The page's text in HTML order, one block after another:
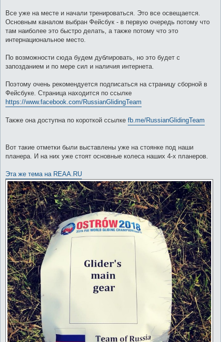
Все уже на месте и начали тренироваться. Это все освещается.
Основным каналом выбран Фейсбук - в первую очередь потому что
там наиболее это быстро делать, а также потому что это
интернациональное место.
По возможности сюда будем дублировать, но это будет с
запозданием и по мере сил и наличия интернета.
Поэтому очень рекомендуется подписаться на страницу сборной в
Фейсбуке. Страница находится по ссылке
https://www.facebook.com/RussianGlidingTeam
Также она доступна по короткой ссылке fb.me/RussianGlidingTeam
Вот такие отметки были выставлены уже на стоянке под наши
планера. И на них уже стоят основные колеса наших 4-х планеров.
Эта же тема на REAA.RU